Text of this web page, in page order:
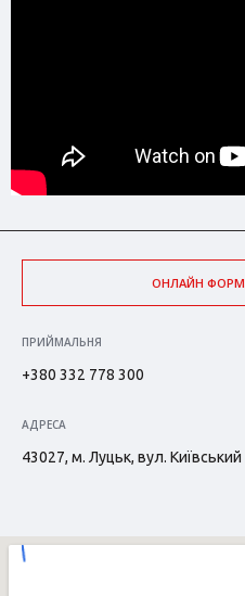
ОНЛАЙН
ПРИЙМАЛЬНЯ
+380 332 778 300
АДРЕСА
43027, м. Луцьк, вул.